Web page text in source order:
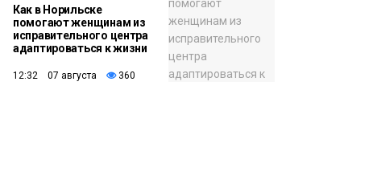
Как в Норильске
помогают женщинам из
исправительного центра
адаптироваться к жизни
12:32 07 августа 360